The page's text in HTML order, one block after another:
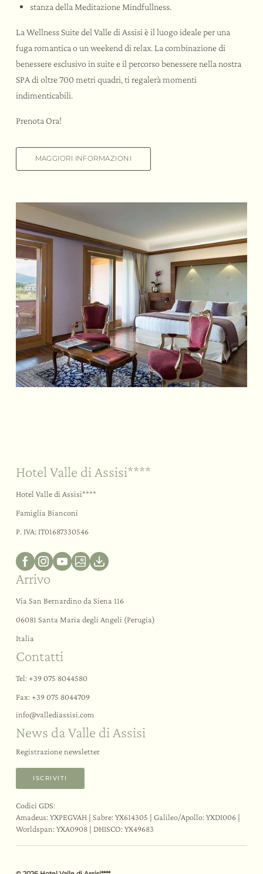
stanza della Meditazione Mindfullness.
La Wellness Suite del Valle di Assisi è il luogo ideale per una
fuga romantica o un weekend di relax. La combinazione di
benessere esclusivo in suite e il percorso benessere nella nostra
SPA di oltre 700 metri quadri, ti regalerà momenti
indimenticabili.
Prenota Ora!
MAGGIORI INFORMAZIONI
Hotel Valle di Assisi****
Hotel Valle di Assisi****
Famiglia Bianconi
P. IVA: IT01687330546
Arrivo
Via San Bernardino da Siena 116
06081 Santa Maria degli Angeli (Perugia)
Italia
Contatti
Tel:+39 075 8044580
Fax: +39 075 8044709
info@vallediassisi.com
News da Valle di Assisi
Registrazione newsletter
ISCRIVITI
Codici GDS:
Amadeus: YXPEGVAH | Sabre: YX614305 | Galileo/Apollo: YXDI006 |
Worldspan: YXA0908 | DHISCO: YX49683